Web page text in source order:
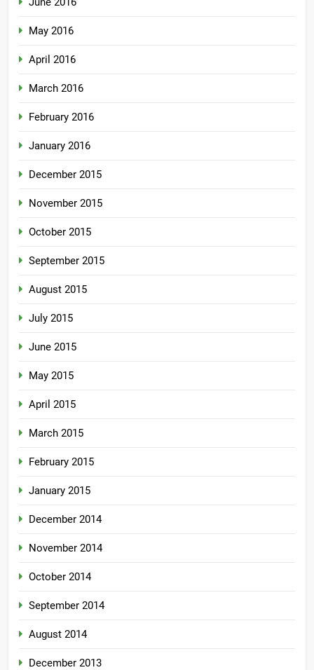
May 2016
April 2016
March 2016
February 2016
January 2016
December 2015
November 2015
October 2015
September 2015
August 2015
July 2015
June 2015
May 2015
April 2015
March 2015
February 2015
January 2015
December 2014
November 2014
October 2014
September 2014
August 2014
December 2013